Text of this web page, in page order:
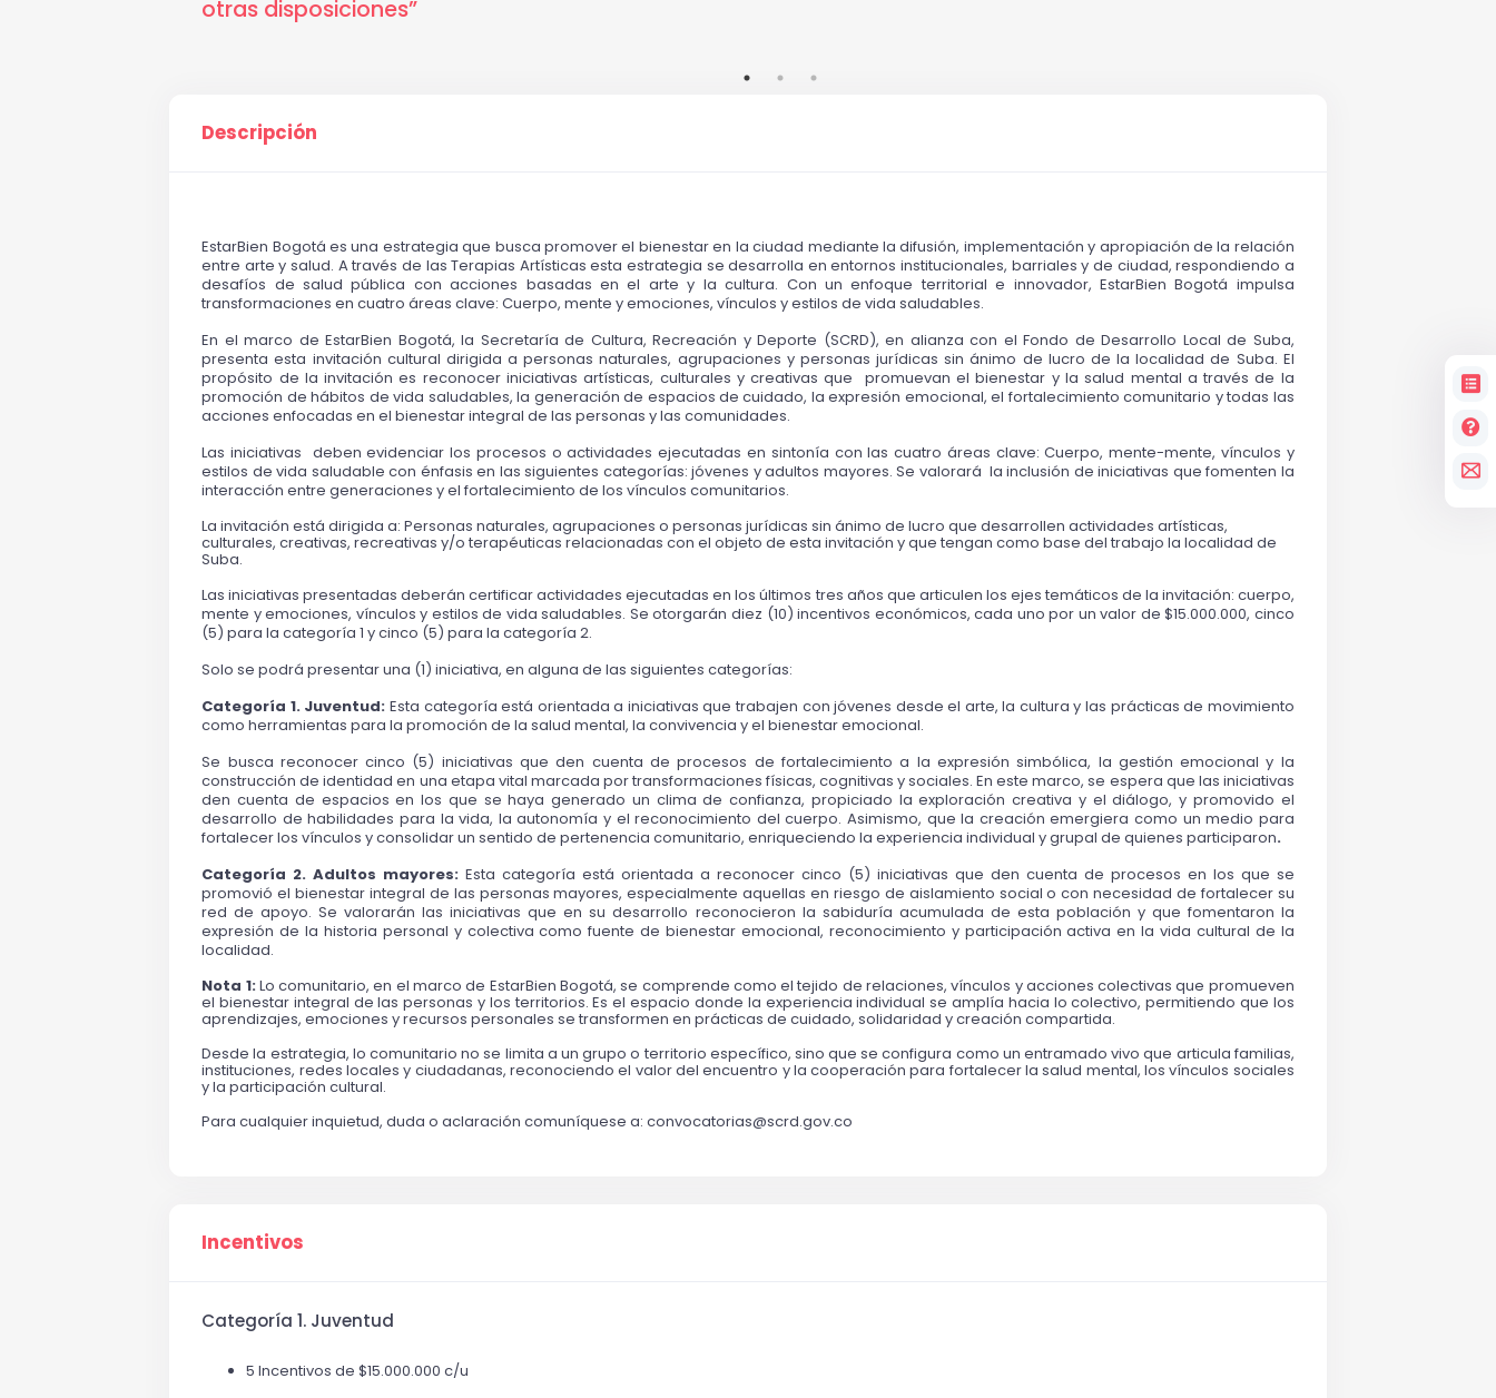
otras disposiciones”
Descripción
EstarBien Bogotá es una estrategia que busca promover el bienestar en la ciudad mediante la difusión, implementación y apropiación de la relación
entre arte y salud. A través de las Terapias Artísticas esta estrategia se desarrolla en entornos institucionales, barriales y de ciudad, respondiendo a
desafíos de salud pública con acciones basadas en el arte y la cultura. Con un enfoque territorial e innovador, EstarBien Bogotá impulsa
transformaciones en cuatro áreas clave: Cuerpo, mente y emociones, vínculos y estilos de vida saludables.
En el marco de EstarBien Bogotá, la Secretaría de Cultura, Recreación y Deporte (SCRD), en alianza con el Fondo de Desarrollo Local de Suba,
presenta esta invitación cultural dirigida a personas naturales, agrupaciones y personas jurídicas sin ánimo de lucro de la localidad de Suba. El
propósito de la invitación es reconocer iniciativas artísticas, culturales y creativas que  promuevan el bienestar y la salud mental a través de la
promoción de hábitos de vida saludables, la generación de espacios de cuidado, la expresión emocional, el fortalecimiento comunitario y todas las
acciones enfocadas en el bienestar integral de las personas y las comunidades.
Las iniciativas  deben evidenciar los procesos o actividades ejecutadas en sintonía con las cuatro áreas clave: Cuerpo, mente-mente, vínculos y
estilos de vida saludable con énfasis en las siguientes categorías: jóvenes y adultos mayores. Se valorará  la inclusión de iniciativas que fomenten la
interacción entre generaciones y el fortalecimiento de los vínculos comunitarios.
La invitación está dirigida a: Personas naturales, agrupaciones o personas jurídicas sin ánimo de lucro que desarrollen actividades artísticas,
culturales, creativas, recreativas y/o terapéuticas relacionadas con el objeto de esta invitación y que tengan como base del trabajo la localidad de
Suba.
Las iniciativas presentadas deberán certificar actividades ejecutadas en los últimos tres años que articulen los ejes temáticos de la invitación: cuerpo,
mente y emociones, vínculos y estilos de vida saludables. Se otorgarán diez (10) incentivos económicos, cada uno por un valor de $15.000.000, cinco
(5) para la categoría 1 y cinco (5) para la categoría 2.
Solo se podrá presentar una (1) iniciativa, en alguna de las siguientes categorías:
Categoría 1. Juventud: Esta categoría está orientada a iniciativas que trabajen con jóvenes desde el arte, la cultura y las prácticas de movimiento
como herramientas para la promoción de la salud mental, la convivencia y el bienestar emocional.
Se busca reconocer cinco (5) iniciativas que den cuenta de procesos de fortalecimiento a la expresión simbólica, la gestión emocional y la
construcción de identidad en una etapa vital marcada por transformaciones físicas, cognitivas y sociales. En este marco, se espera que las iniciativas
den cuenta de espacios en los que se haya generado un clima de confianza, propiciado la exploración creativa y el diálogo, y promovido el
desarrollo de habilidades para la vida, la autonomía y el reconocimiento del cuerpo. Asimismo, que la creación emergiera como un medio para
fortalecer los vínculos y consolidar un sentido de pertenencia comunitario, enriqueciendo la experiencia individual y grupal de quienes participaron.
Categoría 2. Adultos mayores: Esta categoría está orientada a reconocer cinco (5) iniciativas que den cuenta de procesos en los que se
promovió el bienestar integral de las personas mayores, especialmente aquellas en riesgo de aislamiento social o con necesidad de fortalecer su
red de apoyo. Se valorarán las iniciativas que en su desarrollo reconocieron la sabiduría acumulada de esta población y que fomentaron la
expresión de la historia personal y colectiva como fuente de bienestar emocional, reconocimiento y participación activa en la vida cultural de la
localidad.
Nota 1: Lo comunitario, en el marco de EstarBien Bogotá, se comprende como el tejido de relaciones, vínculos y acciones colectivas que promueven
el bienestar integral de las personas y los territorios. Es el espacio donde la experiencia individual se amplía hacia lo colectivo, permitiendo que los
aprendizajes, emociones y recursos personales se transformen en prácticas de cuidado, solidaridad y creación compartida.
Desde la estrategia, lo comunitario no se limita a un grupo o territorio específico, sino que se configura como un entramado vivo que articula familias,
instituciones, redes locales y ciudadanas, reconociendo el valor del encuentro y la cooperación para fortalecer la salud mental, los vínculos sociales
y la participación cultural.
Para cualquier inquietud, duda o aclaración comuníquese a: convocatorias@scrd.gov.co
Incentivos
Categoría 1. Juventud
5 Incentivos de $15.000.000 c/u